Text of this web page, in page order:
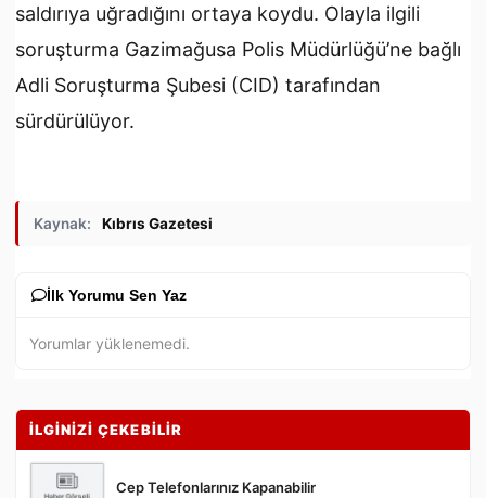
saldırıya uğradığını ortaya koydu. Olayla ilgili
soruşturma Gazimağusa Polis Müdürlüğü’ne bağlı
Adli Soruşturma Şubesi (CID) tarafından
sürdürülüyor.
Kaynak: Kıbrıs Gazetesi
İlk Yorumu Sen Yaz
Yorumlar yüklenemedi.
İLGİNİZİ ÇEKEBİLİR
Cep Telefonlarınız Kapanabilir